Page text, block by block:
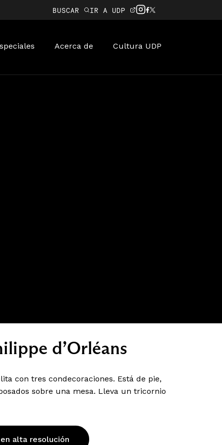
BUSCAR IR A UDP
Acerca de Cultura UDP
d’Orléans
con tres condecoraciones. Está de pie,
sobre una mesa. Lleva un tricornio
alta resolución